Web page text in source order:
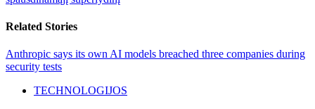
Related Stories
Anthropic says its own AI models breached three companies during
security tests
TECHNOLOGIJOS